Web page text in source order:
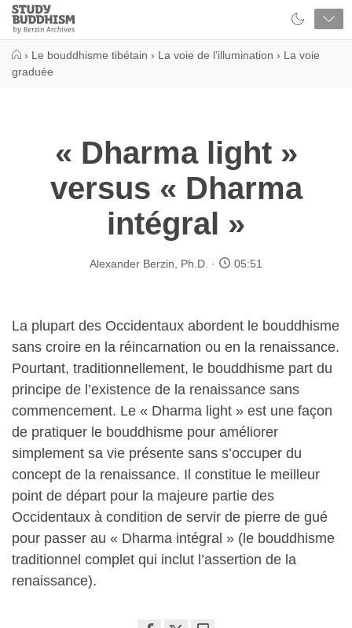
Close
Study
Buddhism
› Le bouddhisme tibétain › La voie de l’illumination › La voie
graduée
« Dharma light »
versus « Dharma
intégral »
Alexander Berzin, Ph.D. 05:51
La plupart des Occidentaux abordent le bouddhisme
sans croire en la réincarnation ou en la renaissance.
Pourtant, traditionnellement, le bouddhisme part du
principe de l’existence de la renaissance sans
commencement. Le « Dharma light » est une façon
de pratiquer le bouddhisme pour améliorer
simplement sa vie présente sans s’occuper du
concept de la renaissance. Il constitue le meilleur
point de départ pour la majeure partie des
Occidentaux à condition de servir de pierre de gué
pour passer au « Dharma intégral » (le bouddhisme
traditionnel complet qui inclut l’assertion de la
renaissance).